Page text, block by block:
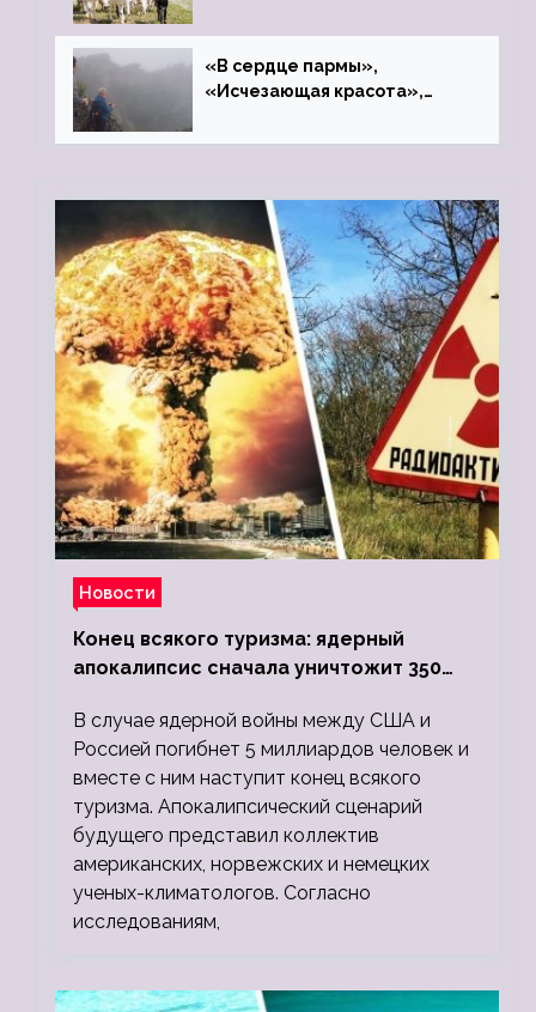
«В сердце пармы»,
«Исчезающая красота»,
Новости
Конец всякого туризма: ядерный
апокалипсис сначала уничтожит 350
людей
В случае ядерной войны между США и
Россией погибнет 5 миллиардов человек и
вместе с ним наступит конец всякого
туризма. Апокалипсический сценарий
будущего представил коллектив
американских, норвежских и немецких
ученых-климатологов. Согласно
исследованиям,